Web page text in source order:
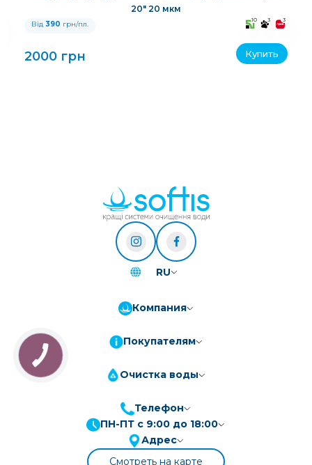
ПриватБанк
3-10 платежів, кредит 0.01%
3-7 платежів, кредит 0.01%
20" 20 мкм
Від 390 грн/пл. 10 3 3
2000 грн Купить
RU
Компания
Покупателям
Очистка воды
Телефон
ПН-ПТ с 9:00 до 18:00
Адрес
Смотреть на карте